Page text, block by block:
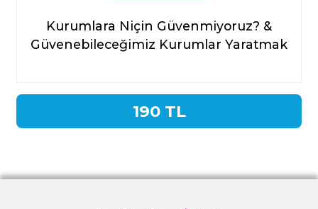
Kurumlara Niçin Güvenmiyoruz? &
Güvenebileceğimiz Kurumlar Yaratmak
190 TL